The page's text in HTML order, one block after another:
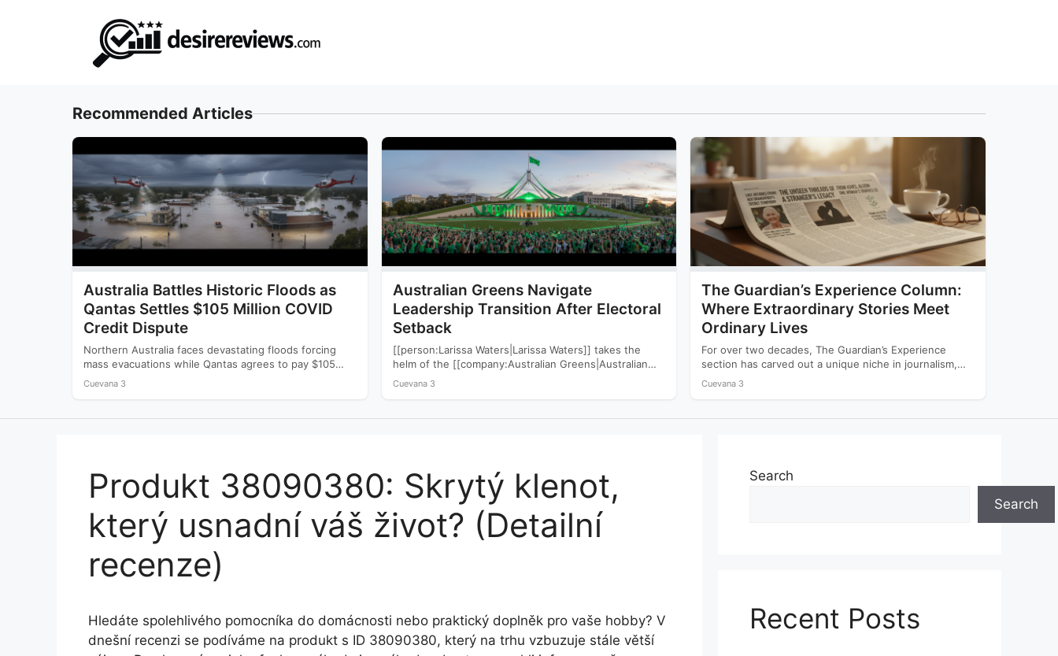
Recommended Articles
Australia Battles Historic Floods as
Qantas Settles $105 Million COVID
Credit Dispute
Northern Australia faces devastating floods forcing
mass evacuations while Qantas agrees to pay $105
million to settle a…
Cuevana 3
Australian Greens Navigate
Leadership Transition After Electoral
Setback
[[person:Larissa Waters|Larissa Waters]] takes the
helm of the [[company:Australian Greens|Australian
Greens]] following a devastating 2025 election that
Cuevana 3
The Guardian’s Experience Column:
Where Extraordinary Stories Meet
Ordinary Lives
For over two decades, The Guardian’s Experience
section has carved out a unique niche in journalism,
offering readers…
Cuevana 3
Produkt 38090380: Skrytý klenot,
který usnadní váš život? (Detailní
recenze)
Hledáte spolehlivého pomocníka do domácnosti nebo praktický doplněk pro vaše hobby? V
dnešní recenzi se podíváme na produkt s ID 38090380, který na trhu vzbuzuje stále větší
Search
Search
Recent Posts